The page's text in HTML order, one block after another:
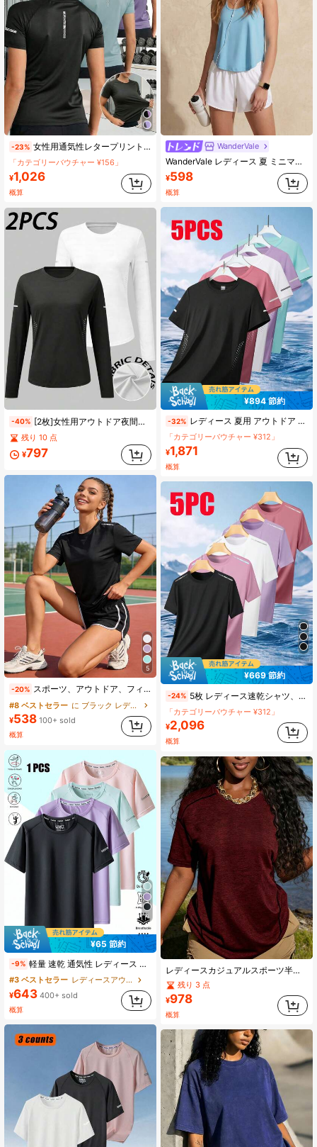
-23% 女性用通気性レタープリントフィットスポーツTシャツ、高弾性半袖コンプレッショントップ、ジム、ランニング、アウトドアスポーツに適しています
「カテゴリーバウチャー ¥156」
¥1,026
概算
-40% [2枚]女性用アウトドア夜間ランニング反射長袖Tシャツ、5色展開、速乾軽量伸縮性マイクロ穿孔生地、腕部安全反射ストリップ、サイドウエスト通気性穿孔カーブヘム、スリムフィットで制限なし、ハイキングランニングトレーニング多用途無地スポーツTシャツ、マルチカラー展開、日常着、スポーツフィットネス、アウトドア夜間ランニングに適し、彼女、親友、母親への実用的なギフト
残り 10 点
¥797
5
-20% スポーツ、アウトドア、フィットネス、ランニング、旅行に適した女性用速乾Tシャツ、快適でフィット感のあるスポーツウェア ブラック
#8 ベストセラー
に ブラック レディースアウトドアTシャツ＆タンクトップ
¥538 100+ sold
概算
4
¥65 節約
-9% 軽量 速乾 通気性 レディース スポーツTシャツ 半袖、弾性ポリエステルブレンド素材、春夏向け、高い耐色性、カジュアル 半袖トップス。レディース 速乾 伸縮性 クルーネック スポーツTシャツ 夏用、フィットネス トレーニング、エクササイズ、ランニング、ジムなどのベーシックなワークアウトトップとして適しています。
#3 ベストセラー
レディースアウトドアトップス
¥643 400+ sold
概算
WanderVale
WanderVale レディース 夏 ミニマリスト 無地 ルーズ レーサーバック タンクトップ
¥598
概算
¥894 節約
-32% レディース 夏用 アウトドア カジュアル 速乾 半袖トップス、カジュアルウェア、ホーム、オフィス、キャンプスポーツなど様々なシーンに適しています
「カテゴリーバウチャー ¥312」
¥1,871
概算
¥669 節約
-24% 5枚 レディース速乾シャツ、夏用アウトドア マルチファンクション カジュアルTシャツ スポーツ
「カテゴリーバウチャー ¥312」
¥2,096
概算
レディースカジュアルスポーツ半袖Tシャツ、フィットネス&アウトドア
残り 3 点
¥978
概算